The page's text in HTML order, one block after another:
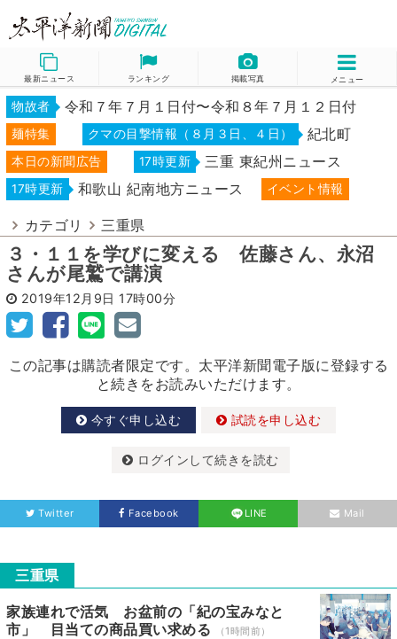
最新ニュース ランキング 掲載写真 メニュー
物故者 令和７年７月１日付〜令和８年７月１２日付
麺特集 クマの目撃情報（８月３日、４日） 紀北町
本日の新聞広告 17時更新 三重 東紀州ニュース
17時更新 和歌山 紀南地方ニュース イベント情報
カテゴリ 三重県
３・１１を学びに変える 佐藤さん、永沼
さんが尾鷲で講演
2019年12月9日 17時00分
この記事は購読者限定です。太平洋新聞電子版に登録する
と続きをお読みいただけます。
今すぐ申し込む 試読を申し込む
ログインして続きを読む
Twitter Facebook LINE Mail
三重県
家族連れで活気 お盆前の「紀の宝みなと
市」 目当ての商品買い求める
（1時間前）